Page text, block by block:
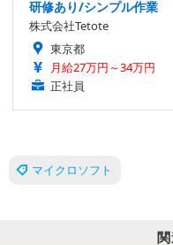
研修あり/シンプル作業
株式会社Tetote
東京都
月給27万円～34万円
正社員
マイクロソフト